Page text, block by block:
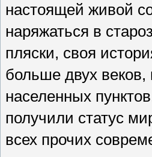
настоящей живой
наряжаться в
пляски, своя
больше двух
населенных
получили статус
всех прочих